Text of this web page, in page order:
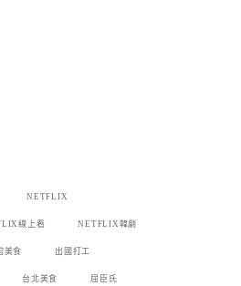
NETFLIX
線上看 NETFLIX韓劇
美食 出國打工
台北美食 屈臣氏